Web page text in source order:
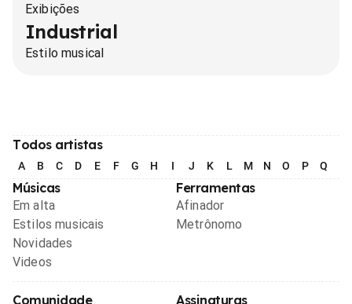
Exibições
Industrial
Estilo musical
Todos artistas
A B C D E F G H I J K L M N O P Q
Músicas
Em alta
Estilos musicais
Novidades
Videos
Ferramentas
Afinador
Metrônomo
Comunidade Assinaturas